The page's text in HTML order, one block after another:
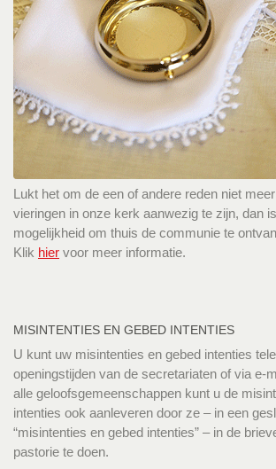
Lukt het om de een of andere reden niet
vieringen in onze kerk aanwezig te zijn, dan
mogelijkheid om thuis de communie te
Klik hier voor meer informatie.
MISINTENTIES EN GEBED INTENTIES
U kunt uw misintenties en gebed intenties
openingstijden van de secretariaten of via e-
alle geloofsgemeenschappen kunt u de
intenties ook aanleveren door ze – in een
“misintenties en gebed intenties” – in de
pastorie te doen.